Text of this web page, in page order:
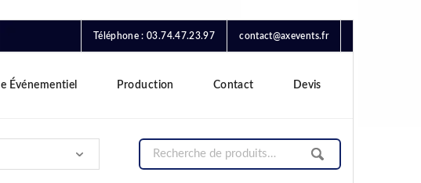
Téléphone : 03.74.47.23.97 contact@axevents.fr
Événementiel Production Contact Devis